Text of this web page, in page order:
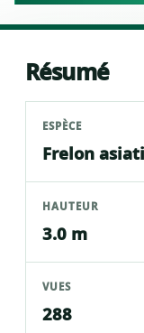
Résumé
ESPÈCE
Frelon
HAUTEUR
3.0 m
VUES
288